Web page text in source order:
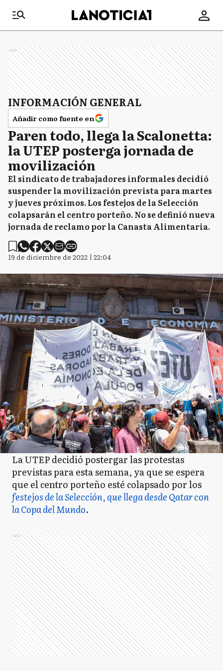
Ads
INFORMACIÓN GENERAL
Añadir como fuente en
Paren todo, llega la Scalonetta:
la UTEP posterga jornada de
movilización
El sindicato de trabajadores informales decidió
suspender la movilización prevista para martes
y jueves próximos. Los festejos de la Selección
colapsarán el centro porteño. No se definió nueva
jornada de reclamo por la Canasta Alimentaria.
19 de diciembre de 2022 | 22:04
La UTEP decidió postergar las protestas
previstas para esta semana, ya que se espera
que el centro porteño esté colapsado por los
festejos de la Selección, que llega desde Qatar con
la Copa del Mundo.
Ads